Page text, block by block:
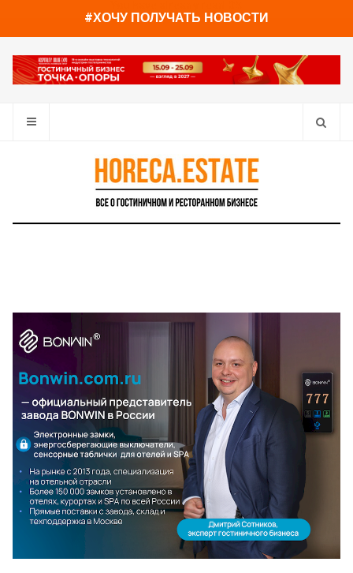
#ХОЧУ ПОЛУЧАТЬ НОВОСТИ